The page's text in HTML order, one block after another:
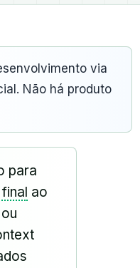
via
Não há produto
para
ao